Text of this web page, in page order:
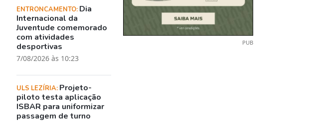
ENTRONCAMENTO: Dia
Internacional da
Juventude comemorado
com atividades
desportivas
7/08/2026 às 10:23
ULS LEZÍRIA: Projeto-
piloto testa aplicação
ISBAR para uniformizar
passagem de turno
PUB